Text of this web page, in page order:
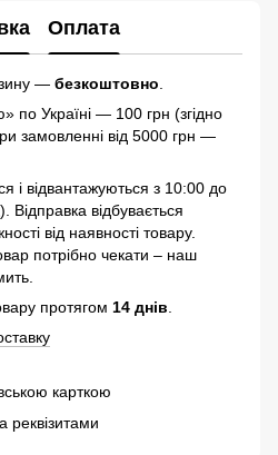
Оплата
— безкоштовно
по Україні — 100 грн (згідно
замовленні від 5000 грн —
і відвантажуються з 10:00 до
відбувається
від наявності товару.
потрібно чекати – наш
протягом 14 днів
карткою
реквізитами